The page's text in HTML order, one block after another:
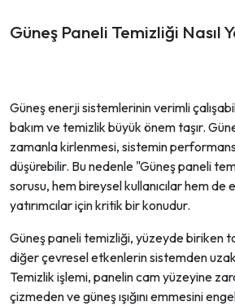
Güneş Paneli Temizliği Nasıl
Güneş enerji sistemlerinin verimli
bakım ve temizlik büyük önem taşır.
zamanla kirlenmesi, sistemin
düşürebilir. Bu nedenle "Güneş paneli
sorusu, hem bireysel kullanıcılar hem de
yatırımcılar için kritik bir konudur.
Güneş paneli temizliği, yüzeyde biriken
diğer çevresel etkenlerin sistemden
Temizlik işlemi, panelin cam yüzeyine
çizmeden ve güneş ışığını emmesini